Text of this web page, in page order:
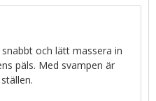
och lätt massera in
päls. Med svampen är